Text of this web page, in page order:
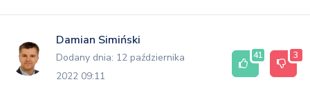
Damian Simiński
Dodany dnia: 12 października
2022 09:11
41 3